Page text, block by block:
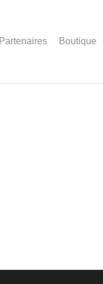
Partenaires Boutique